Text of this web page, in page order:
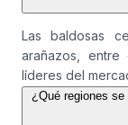
Las baldosas
arañazos,
líderes del
¿Qué regiones